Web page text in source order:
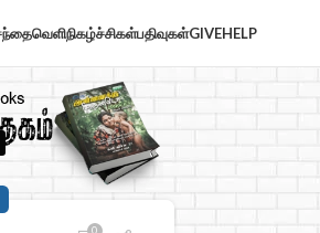
நிகழ்ச்சிகள்பதிவுகள்GIVEHELP
0